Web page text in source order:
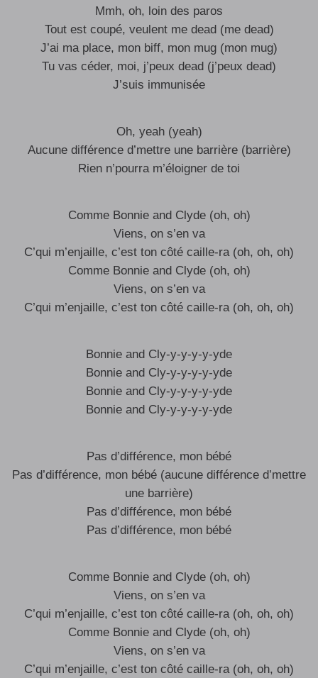
Mmh, oh, loin des paros
Tout est coupé, veulent me dead (me dead)
J’ai ma place, mon biff, mon mug (mon mug)
Tu vas céder, moi, j’peux dead (j’peux dead)
J’suis immunisée
Oh, yeah (yeah)
Aucune différence d’mettre une barrière (barrière)
Rien n’pourra m’éloigner de toi
Comme Bonnie and Clyde (oh, oh)
Viens, on s’en va
C’qui m’enjaille, c’est ton côté caille-ra (oh, oh, oh)
Comme Bonnie and Clyde (oh, oh)
Viens, on s’en va
C’qui m’enjaille, c’est ton côté caille-ra (oh, oh, oh)
Bonnie and Cly-y-y-y-y-yde
Bonnie and Cly-y-y-y-y-yde
Bonnie and Cly-y-y-y-y-yde
Bonnie and Cly-y-y-y-y-yde
Pas d’différence, mon bébé
Pas d’différence, mon bébé (aucune différence d’mettre
une barrière)
Pas d’différence, mon bébé
Pas d’différence, mon bébé
Comme Bonnie and Clyde (oh, oh)
Viens, on s’en va
C’qui m’enjaille, c’est ton côté caille-ra (oh, oh, oh)
Comme Bonnie and Clyde (oh, oh)
Viens, on s’en va
C’qui m’enjaille, c’est ton côté caille-ra (oh, oh, oh)